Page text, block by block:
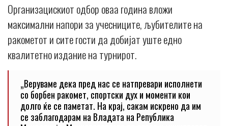
Организацискиот одбор оваа година вложи
максимални напори за учесниците, љубителите на
ракометот и сите гости да добијат уште едно
квалитетно издание на турнирот.
„Веруваме дека пред нас се натпревари исполнети
со борбен ракомет, спортски дух и моменти кои
долго ќе се паметат. На крај, сакам искрено да им
се заблагодарам на Владата на Република